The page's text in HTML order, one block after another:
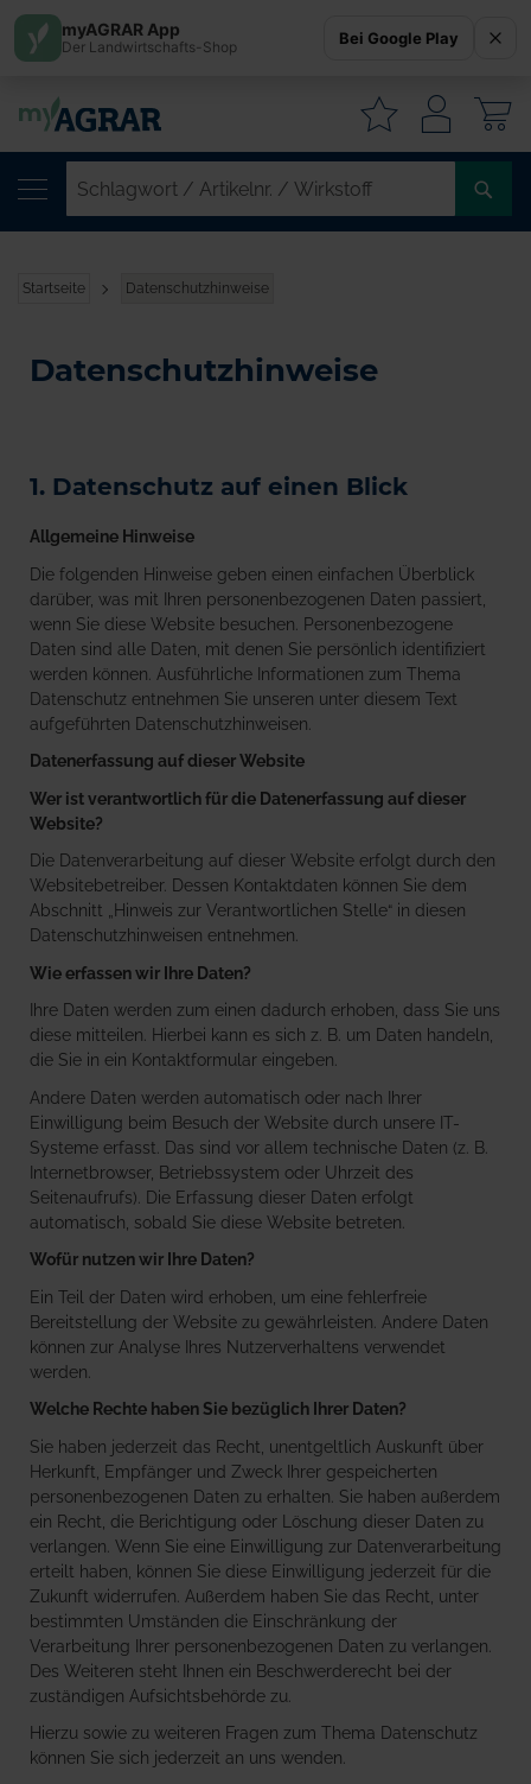
Startseite Datenschutzhinweise
Datenschutzhinweise
1. Datenschutz auf einen Blick
Allgemeine Hinweise
Die folgenden Hinweise geben einen einfachen Überblick
darüber, was mit Ihren personenbezogenen Daten passiert,
wenn Sie diese Website besuchen. Personenbezogene
Daten sind alle Daten, mit denen Sie persönlich identifiziert
werden können. Ausführliche Informationen zum Thema
Datenschutz entnehmen Sie unseren unter diesem Text
aufgeführten Datenschutzhinweisen.
Datenerfassung auf dieser Website
Wer ist verantwortlich für die Datenerfassung auf dieser
Website?
Die Datenverarbeitung auf dieser Website erfolgt durch den
Websitebetreiber. Dessen Kontaktdaten können Sie dem
Abschnitt „Hinweis zur Verantwortlichen Stelle“ in diesen
Datenschutzhinweisen entnehmen.
Wie erfassen wir Ihre Daten?
Ihre Daten werden zum einen dadurch erhoben, dass Sie uns
diese mitteilen. Hierbei kann es sich z. B. um Daten handeln,
die Sie in ein Kontaktformular eingeben.
Andere Daten werden automatisch oder nach Ihrer
Einwilligung beim Besuch der Website durch unsere IT-
Systeme erfasst. Das sind vor allem technische Daten (z. B.
Internetbrowser, Betriebssystem oder Uhrzeit des
Seitenaufrufs). Die Erfassung dieser Daten erfolgt
automatisch, sobald Sie diese Website betreten.
Wofür nutzen wir Ihre Daten?
Ein Teil der Daten wird erhoben, um eine fehlerfreie
Bereitstellung der Website zu gewährleisten. Andere Daten
können zur Analyse Ihres Nutzerverhaltens verwendet
werden.
Welche Rechte haben Sie bezüglich Ihrer Daten?
Sie haben jederzeit das Recht, unentgeltlich Auskunft über
Herkunft, Empfänger und Zweck Ihrer gespeicherten
personenbezogenen Daten zu erhalten. Sie haben außerdem
ein Recht, die Berichtigung oder Löschung dieser Daten zu
verlangen. Wenn Sie eine Einwilligung zur Datenverarbeitung
erteilt haben, können Sie diese Einwilligung jederzeit für die
Zukunft widerrufen. Außerdem haben Sie das Recht, unter
bestimmten Umständen die Einschränkung der
Verarbeitung Ihrer personenbezogenen Daten zu verlangen.
Des Weiteren steht Ihnen ein Beschwerderecht bei der
zuständigen Aufsichtsbehörde zu.
Hierzu sowie zu weiteren Fragen zum Thema Datenschutz
können Sie sich jederzeit an uns wenden.
myAGRAR App
Der Landwirtschafts-Shop Bei Google Play